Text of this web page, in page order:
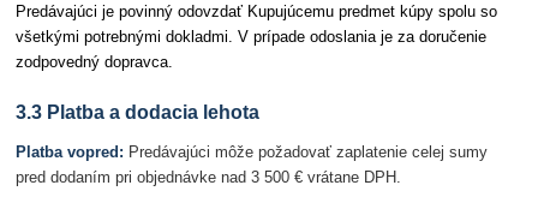
Predávajúci je povinný odovzdať Kupujúcemu predmet kúpy spolu so
všetkými potrebnými dokladmi. V prípade odoslania je za doručenie
zodpovedný dopravca.
3.3 Platba a dodacia lehota
Platba vopred: Predávajúci môže požadovať zaplatenie celej sumy
pred dodaním pri objednávke nad 3 500 € vrátane DPH.